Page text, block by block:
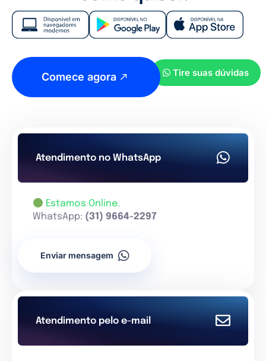
Comece agora Tire suas dúvidas
Atendimento no WhatsApp
Estamos Online.
WhatsApp: (31) 9664-2297
Enviar mensagem
Atendimento pelo e-mail